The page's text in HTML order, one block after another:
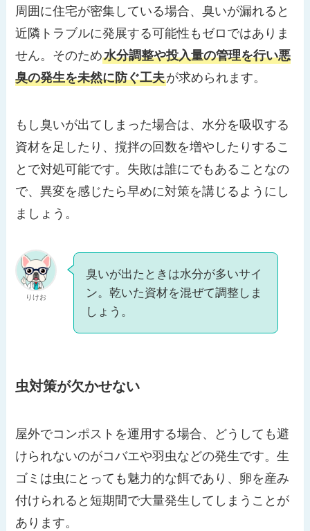
周囲に住宅が密集している場合、臭いが漏れると
近隣トラブルに発展する可能性もゼロではありま
せん。そのため水分調整や投入量の管理を行い悪
臭の発生を未然に防ぐ工夫が求められます。
もし臭いが出てしまった場合は、水分を吸収する
資材を足したり、撹拌の回数を増やしたりするこ
とで対処可能です。失敗は誰にでもあることなの
で、異変を感じたら早めに対策を講じるようにし
ましょう。
りけお
臭いが出たときは水分が多いサイ
ン。乾いた資材を混ぜて調整しま
しょう。
虫対策が欠かせない
屋外でコンポストを運用する場合、どうしても避
けられないのがコバエや羽虫などの発生です。生
ゴミは虫にとっても魅力的な餌であり、卵を産み
付けられると短期間で大量発生してしまうことが
あります。